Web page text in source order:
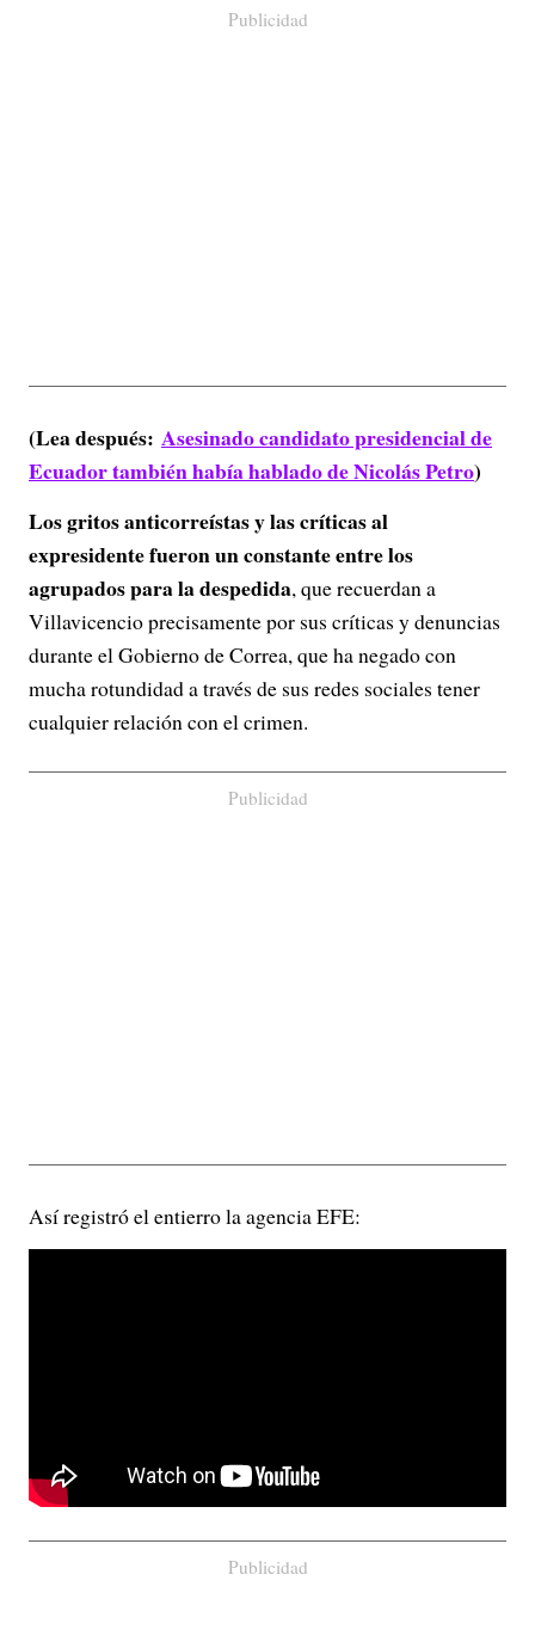
Publicidad
(Lea después: Asesinado candidato presidencial de
Ecuador también había hablado de Nicolás Petro)
Los gritos anticorreístas y las críticas al
expresidente fueron un constante entre los
agrupados para la despedida, que recuerdan a
Villavicencio precisamente por sus críticas y denuncias
durante el Gobierno de Correa, que ha negado con
mucha rotundidad a través de sus redes sociales tener
cualquier relación con el crimen.
Publicidad
Así registró el entierro la agencia EFE:
Publicidad